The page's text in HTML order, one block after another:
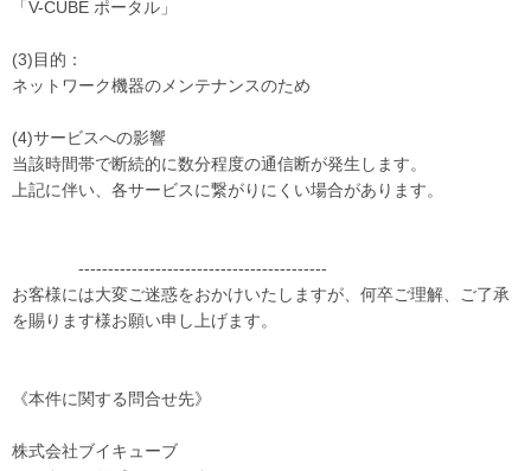
「V-CUBE ポータル」
(3)目的：
ネットワーク機器のメンテナンスのため
(4)サービスへの影響
当該時間帯で断続的に数分程度の通信断が発生します。
上記に伴い、各サービスに繋がりにくい場合があります。
------------------------------------------
お客様には大変ご迷惑をおかけいたしますが、何卒ご理解、ご了承
を賜ります様お願い申し上げます。
《本件に関する問合せ先》
株式会社ブイキューブ